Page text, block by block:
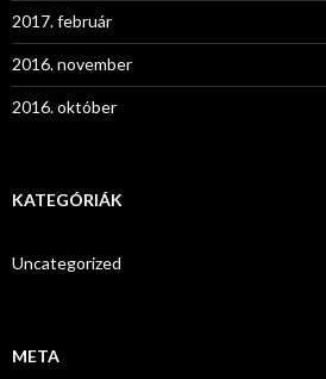
2017. február
2016. november
2016. október
KATEGÓRIÁK
Uncategorized
META